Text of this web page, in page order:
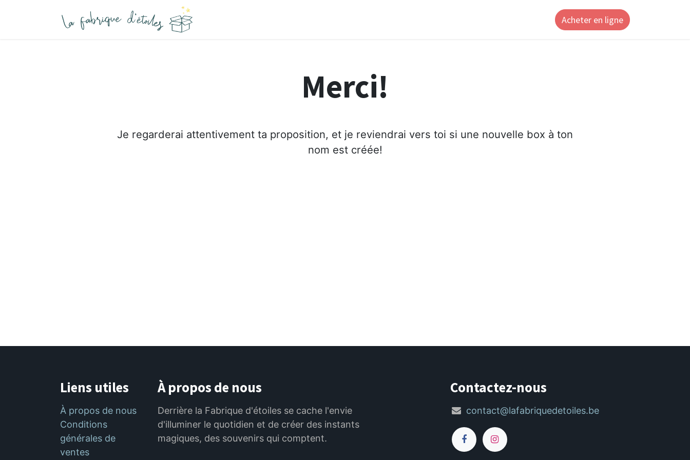
Acheter en ligne
Merci!
Je regarderai attentivement ta proposition, et je reviendrai vers toi si une nouvelle box à ton
nom est créée!
Liens utiles
À propos de nous
Conditions
générales de
ventes
À propos de nous
Derrière la Fabrique d'étoiles se cache l'envie
d'illuminer le quotidien et de créer des instants
magiques, des souvenirs qui comptent.
Contactez-nous
contact@lafabriquedetoiles.be